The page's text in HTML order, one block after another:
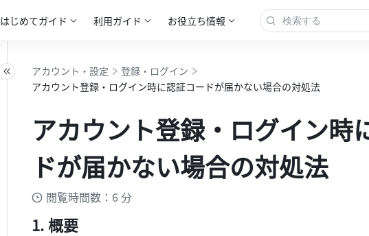
はじめてガイド 利用ガイド お役立ち情報
アカウント・設定
登録・ログイン
アカウント登録・ログイン時に認証コードが届かない場合の対処法
アカウント登録・ログイン時
ドが届かない場合の対処法
閲覧時間数：6 分
概要